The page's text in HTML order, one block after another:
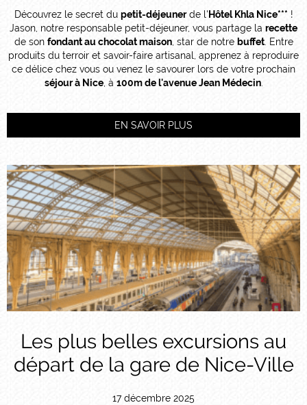
Découvrez le secret du petit-déjeunerde l' Hôtel Khla Nice*** !
Jason, notre responsable petit-déjeuner, vous partage la recette
de son fondant au chocolat maison, star de notre buffet. Entre
produits du terroir et savoir-faire artisanal, apprenez à reproduire
ce délice chez vous ou venez le savourer lors de votre prochain
séjour à Nice, à 100m de l'avenue Jean Médecin.
EN SAVOIR PLUS
Les plus belles excursions au
départ de la gare de Nice-Ville
17 décembre 2025